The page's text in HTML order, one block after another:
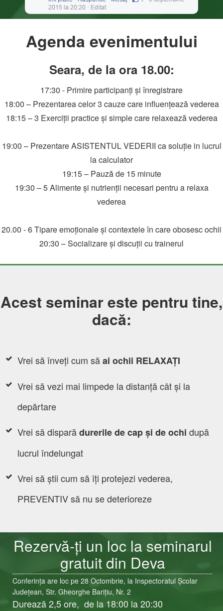
Agenda evenimentului
Seara, de la ora 18.00:
17:30 - Primire participanți și înregistrare
18:00 – Prezentarea celor 3 cauze care influențează vederea
18:15 – 3 Exerciții practice și simple care relaxează vederea
19:00 – Prezentare ASISTENTUL VEDERII ca soluție in lucrul
la calculator
19:15 – Pauză de 15 minute
19:30 – 5 Alimente și nutrienții necesari pentru a relaxa
vederea
20.00 - 6 Tipare emoționale și contextele în care obosesc ochii
20:30 – Socializare și discuții cu trainerul
Acest seminar este pentru tine,
dacă:
Vrei să înveți cum săai ochii RELAXAȚI
Vrei să vezi mai limpede la distanță cât și la
depărtare
Vrei să disparădurerile de cap și de ochi după
lucrul îndelungat
Vrei să știi cum să îți protejezi vederea,
PREVENTIV să nu se deterioreze
Rezervă-ți un loc la seminarul
gratuitdin Deva
Conferința are loc pe 28 Octombrie, la Inspectoratul Școlar
Județean, Str. Gheorghe Barițiu, Nr. 2
Durează 2,5 ore, de la 18:00 la 20:30